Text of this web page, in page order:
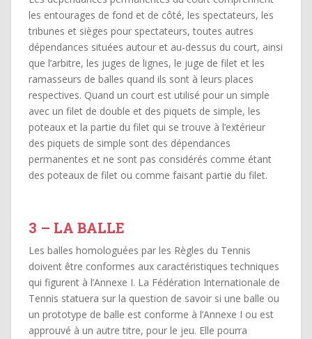
les entourages de fond et de côté, les spectateurs, les
tribunes et sièges pour spectateurs, toutes autres
dépendances situées autour et au-dessus du court, ainsi
que l’arbitre, les juges de lignes, le juge de filet et les
ramasseurs de balles quand ils sont à leurs places
respectives. Quand un court est utilisé pour un simple
avec un filet de double et des piquets de simple, les
poteaux et la partie du filet qui se trouve à l’extérieur
des piquets de simple sont des dépendances
permanentes et ne sont pas considérés comme étant
des poteaux de filet ou comme faisant partie du filet.
3 – LA BALLE
Les balles homologuées par les Règles du Tennis
doivent être conformes aux caractéristiques techniques
qui figurent à l’Annexe I. La Fédération Internationale de
Tennis statuera sur la question de savoir si une balle ou
un prototype de balle est conforme à l’Annexe I ou est
approuvé à un autre titre, pour le jeu. Elle pourra